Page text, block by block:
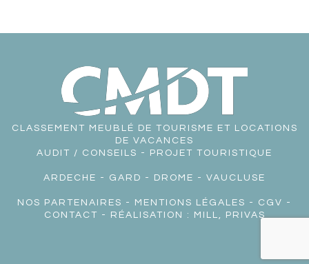
CLASSEMENT MEUBLÉ DE TOURISME ET LOCATIONS
DE VACANCES
AUDIT / CONSEILS - PROJET TOURISTIQUE
ARDECHE - GARD - DROME - VAUCLUSE
NOS PARTENAIRES - MENTIONS LÉGALES - CGV -
CONTACT - RÉALISATION : MILL, PRIVAS